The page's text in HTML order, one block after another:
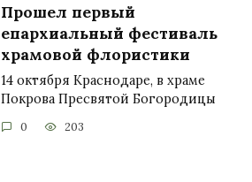
Прошел первый
епархиальный фестиваль
храмовой флористики
14 октября Краснодаре, в храме
Покрова Пресвятой Богородицы
0 203